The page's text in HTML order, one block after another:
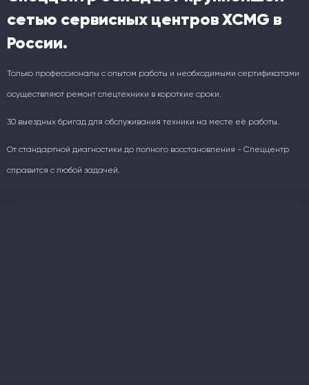
сетью сервисных центров XCMG в
России.
Только профессионалы с опытом работы и необходимыми сертификатами
осуществляют ремонт спецтехники в короткие сроки.
30 выездных бригад для обслуживания техники на месте её работы.
От стандартной диагностики до полного восстановления - Спеццентр
справится с любой задачей.